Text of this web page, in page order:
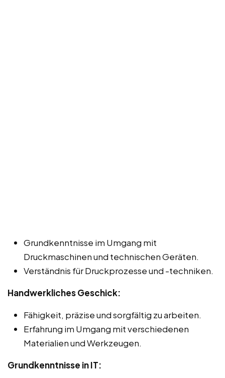
Grundkenntnisse im Umgang mit
Druckmaschinen und technischen Geräten.
Verständnis für Druckprozesse und -techniken.
Handwerkliches Geschick:
Fähigkeit, präzise und sorgfältig zu arbeiten.
Erfahrung im Umgang mit verschiedenen
Materialien und Werkzeugen.
Grundkenntnisse in IT: